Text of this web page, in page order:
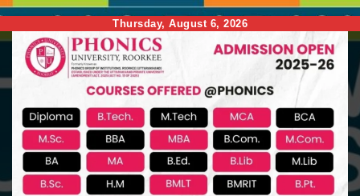
to
content
Thursday, August 6, 2026